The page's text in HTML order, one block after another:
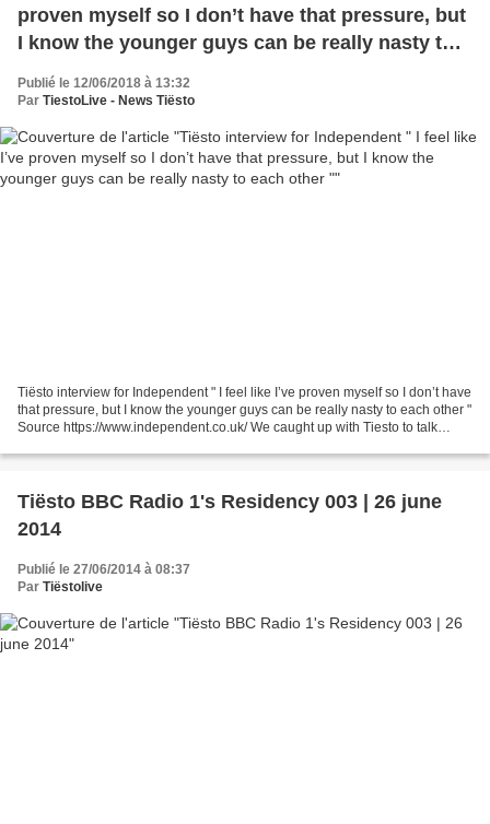
proven myself so I don’t have that pressure, but
I know the younger guys can be really nasty to
Publié le 12/06/2018 à 13:32
Par TiestoLive - News Tiësto
Tiësto interview for Independent " I feel like I’ve proven myself so I don’t have
that pressure, but I know the younger guys can be really nasty to each other "
Source https://www.independent.co.uk/ We caught up with Tiesto to talk
Tiësto BBC Radio 1's Residency 003 | 26 june
2014
Publié le 27/06/2014 à 08:37
Par Tiëstolive